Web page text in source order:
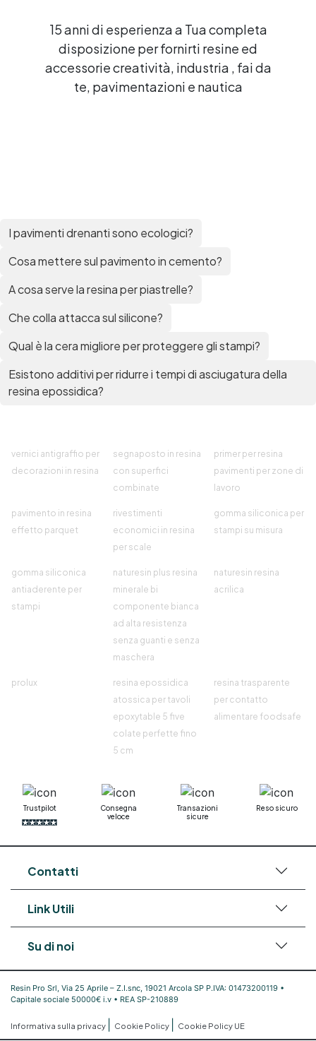
15 anni di esperienza a Tua completa
disposizione per fornirti resine ed
accessorie creatività, industria , fai da
te, pavimentazioni e nautica
I pavimenti drenanti sono ecologici?
Cosa mettere sul pavimento in cemento?
A cosa serve la resina per piastrelle?
Che colla attacca sul silicone?
Qual è la cera migliore per proteggere gli stampi?
Esistono additivi per ridurre i tempi di asciugatura della
resina epossidica?
vernici antigraffio per
decorazioni in resina
segnaposto in resina
con superfici
combinate
primer per resina
pavimenti per zone di
lavoro
pavimento in resina
effetto parquet
rivestimenti
economici in resina
per scale
gomma siliconica per
stampi su misura
gomma siliconica
antiaderente per
stampi
naturesin plus resina
minerale bi
componente bianca
ad alta resistenza
senza guanti e senza
maschera
naturesin resina
acrilica
prolux
resina epossidica
atossica per tavoli
epoxytable 5 five
colate perfette fino
5 cm
resina trasparente
per contatto
alimentare foodsafe
Trustpilot
Consegna
veloce
Transazioni
sicure
Reso sicuro
Contatti
Link Utili
Su di noi
Resin Pro Srl, Via 25 Aprile – Z.I.snc, 19021 Arcola SP P.IVA: 01473200119 •
Capitale sociale 50000€ i.v • REA SP-210889
Informativa sulla privacy Cookie Policy Cookie Policy UE